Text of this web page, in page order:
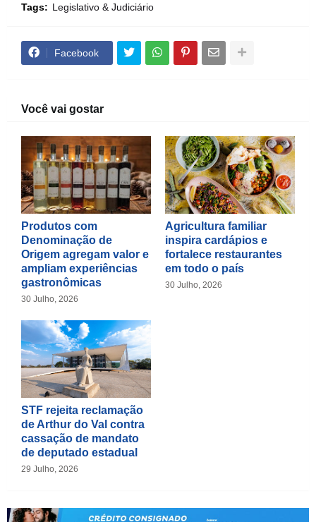
Tags: Legislativo & Judiciário
Facebook
Você vai gostar
Produtos com
Denominação de
Origem agregam valor e
ampliam experiências
gastronômicas
30 Julho, 2026
Agricultura familiar
inspira cardápios e
fortalece restaurantes
em todo o país
30 Julho, 2026
STF rejeita reclamação
de Arthur do Val contra
cassação de mandato
de deputado estadual
29 Julho, 2026